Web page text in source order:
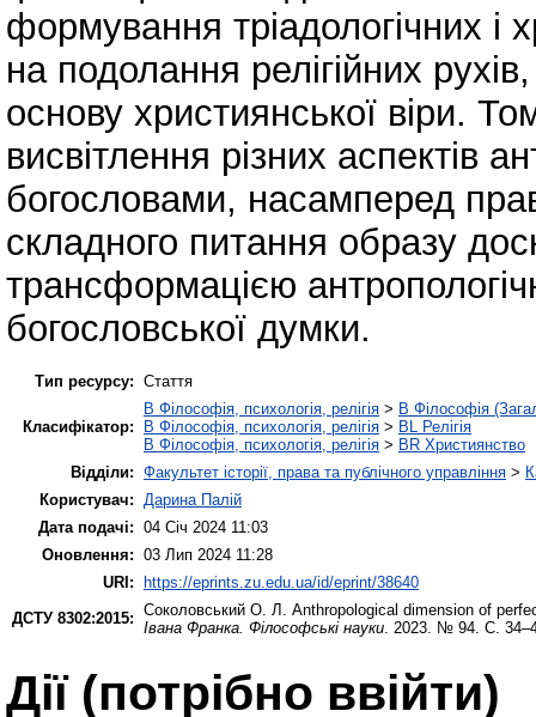
формування тріадологічних і
на подолання релігійних
основу християнської віри.
висвітлення різних аспектів
богословами, насамперед
складного питання образу
трансформацією
богословської думки.
Тип ресурсу: Стаття
Класифікатор:
B Філософія, психологія, релігія > B Філософія
B Філософія, психологія, релігія > BL Релігія
B Філософія, психологія, релігія > BR Християнство
Відділи: Факультет історії, права та публічного управління >
Користувач:
Дарина Палій
Дата подачі: 04 Січ 2024 11:03
Оновлення: 03 Лип 2024 11:28
URI: https://eprints.zu.edu.ua/id/eprint/38640
ДСТУ 8302:2015: Соколовський О. Л. Anthropological dimension of
Івана Франка. Філософські науки . 2023. № 94. С.
Дії ​​(потрібно ввійти)